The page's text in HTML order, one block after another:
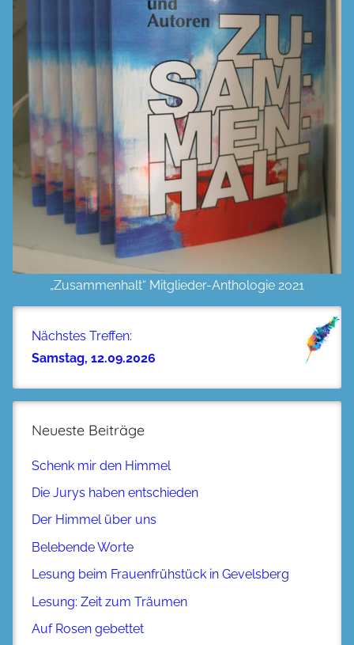
„Zusammenhalt“ Mitglieder-Anthologie 2021
Nächstes Treffen:
Samstag, 12.09.2026
Neueste Beiträge
Schenk mir den Himmel
Die Jurys haben entschieden
Der Himmel über uns
Belebende Worte
Lesung beim Frauenfrühstück in Gevelsberg
Lesung: Zeit zum Träumen
Auf Rosen gebettet